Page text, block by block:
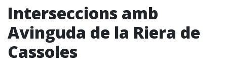
Interseccions amb
Avinguda de la Riera de
Cassoles